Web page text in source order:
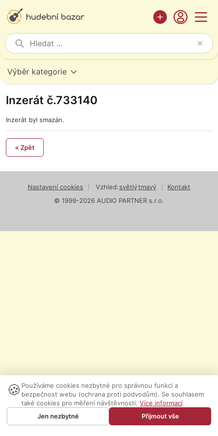
Výběr kategorie
Inzerát č.733140
Inzerát byl smazán.
« Zpět
Nastavení cookies Vzhled:světlýtmavý
Kontakt
© 1999-2026 AUDIO PARTNER s.r.o.
🍪 Používáme cookies nezbytné pro správnou funkci a
bezpečnost webu (ochrana proti podvodům). Se souhlasem
také cookies pro měření návštěvnosti. Více informací
Jen nezbytné
Přijmout vše